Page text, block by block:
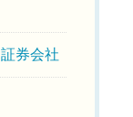
券会社